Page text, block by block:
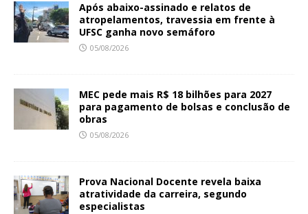
Após abaixo-assinado e relatos de
atropelamentos, travessia em frente à
UFSC ganha novo semáforo
05/08/2026
MEC pede mais R$ 18 bilhões para 2027
para pagamento de bolsas e conclusão de
obras
05/08/2026
Prova Nacional Docente revela baixa
atratividade da carreira, segundo
especialistas